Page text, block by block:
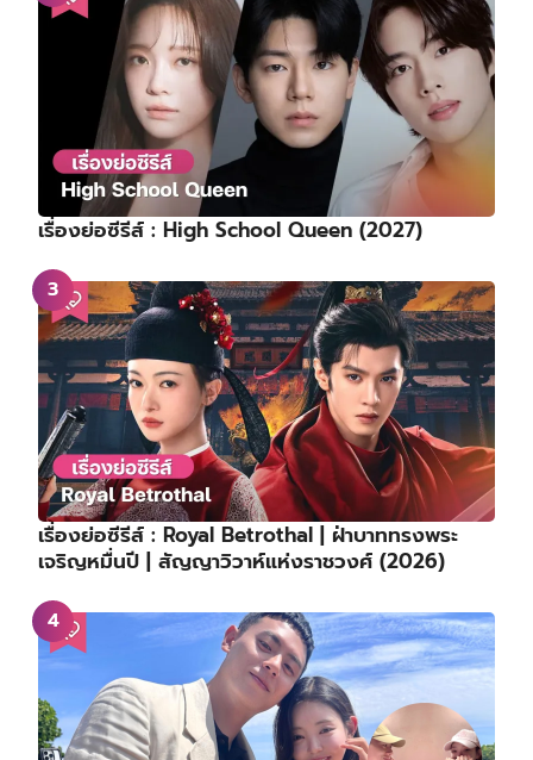
เรื่องย่อซีรีส์ : High School Queen (2027)
เรื่องย่อซีรีส์ : Royal Betrothal | ฝ่าบาททรงพระ
เจริญหมื่นปี | สัญญาวิวาห์แห่งราชวงศ์ (2026)